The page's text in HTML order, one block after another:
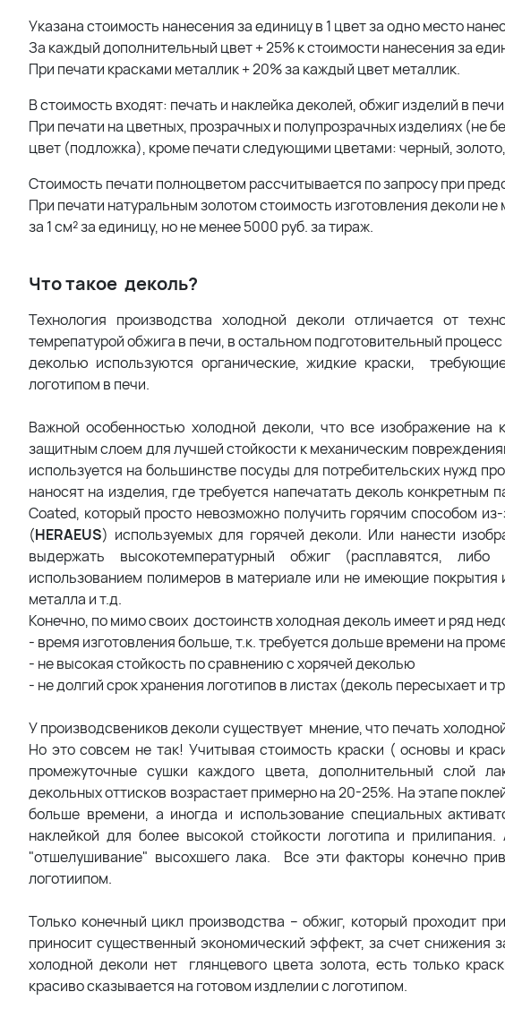
Указана стоимость нанесения за единицу в 1 цвет за одно место
За каждый дополнительный цвет + 25% к стоимости нанесения за
При печати красками металлик + 20% за каждый цвет металлик.
В стоимость входят: печать и наклейка деколей, обжиг изделий в
При печати на цветных, прозрачных и полупрозрачных изделиях (не
цвет (подложка), кроме печати следующими цветами: черный, золото,
Стоимость печати полноцветом рассчитывается по запросу при
При печати натуральным золотом стоимость изготовления деколи не
за 1 см² за единицу, но не менее 5000 руб. за тираж.
Что такое деколь?
Технология производства холодной деколи отличается от
темрепатурой обжига в печи, в остальном подготовительный
деколью используются органические, жидкие краски,
логотипом в печи.
Важной особенностью холодной деколи, что все изображение на
защитным слоем для лучшей стойкости к механическим
используется на большинстве посуды для потребительских нужд
наносят на изделия, где требуется напечатать деколь
Coated, который просто невозможно получить горячим способом
(HERAEUS) используемых для горячей деколи. Или нанести
выдержать высокотемпературный обжиг (расплавятся,
использованием полимеров в материале или не имеющие покрытия
металла и т.д.
Конечно, по мимо своих достоинств холодная деколь имеет и ряд
- время изготовления больше, т.к. требуется дольше времени на
- не высокая стойкость по сравнению с хорячей деколью
- не долгий срок хранения логотипов в листах (деколь пересыхает и
У производсвеников деколи существует мнение, что печать
Но это совсем не так! Учитывая стоимость краски ( основы и
промежуточные сушки каждого цвета, дополнительный слой
декольных оттисков возрастает примерно на 20-25%. На этапе
больше времени, а иногда и использование специальных
наклейкой для более высокой стойкости логотипа и
"отшелушивание" высохшего лака. Все эти факторы конечно
логотиипом.
Только конечный цикл производства – обжиг, который проходит
приносит существенный экономический эффект, за счет снижения
холодной деколи нет глянцевого цвета золота, есть только
красиво сказывается на готовом издлелии с логотипом.